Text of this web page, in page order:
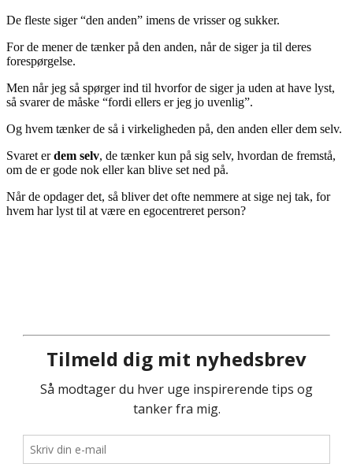
De fleste siger “den anden” imens de vrisser og sukker.
For de mener de tænker på den anden, når de siger ja til deres
forespørgelse.
Men når jeg så spørger ind til hvorfor de siger ja uden at have lyst,
så svarer de måske “fordi ellers er jeg jo uvenlig”.
Og hvem tænker de så i virkeligheden på, den anden eller dem selv.
Svaret erdem selv, de tænker kun på sig selv, hvordan de fremstå,
om de er gode nok eller kan blive set ned på.
Når de opdager det, så bliver det ofte nemmere at sige nej tak, for
hvem har lyst til at være en egocentreret person?